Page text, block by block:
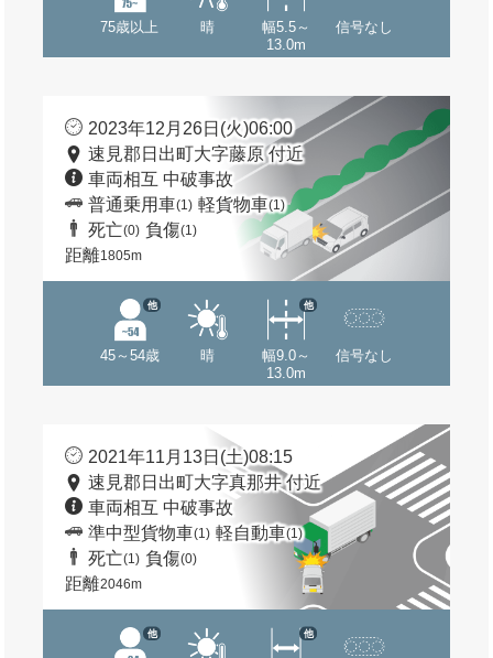
75歳以上 晴
幅5.5～
13.0m
信号なし
2023年12月26日(火)06:00
速見郡日出町大字藤原 付近
車両相互 中破事故
普通乗用車(1) 軽貨物車(1)
死亡(0) 負傷(1)
距離1805m
45～54歳
他
晴
幅9.0～
13.0m
他
信号なし
2021年11月13日(土)08:15
速見郡日出町大字真那井 付近
車両相互 中破事故
準中型貨物車(1) 軽自動車(1)
死亡(1) 負傷(0)
距離2046m
他 他